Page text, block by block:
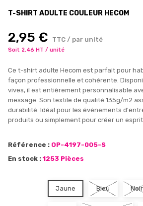
T-SHIRT ADULTE COULEUR HECOM
2,95 € TTC / par unité
Soit 2.46 HT / unité
Ce t-shirt adulte Hecom est parfait pour
façon professionnelle et cohérente.
vives, il est entièrement personnalisable
message. Son textile de qualité 135g/m2
durabilité. Idéal pour les événements
produits ou simplement pour créer un
Référence : OP-4197-005-S
En stock : 1253 Pièces
Jaune Bleu Noir